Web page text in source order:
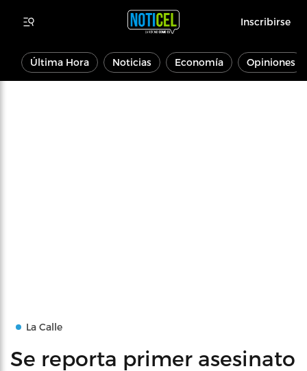
Inscribirse
Última Hora Noticias Economía Opiniones
La Calle
Se reporta primer asesinato